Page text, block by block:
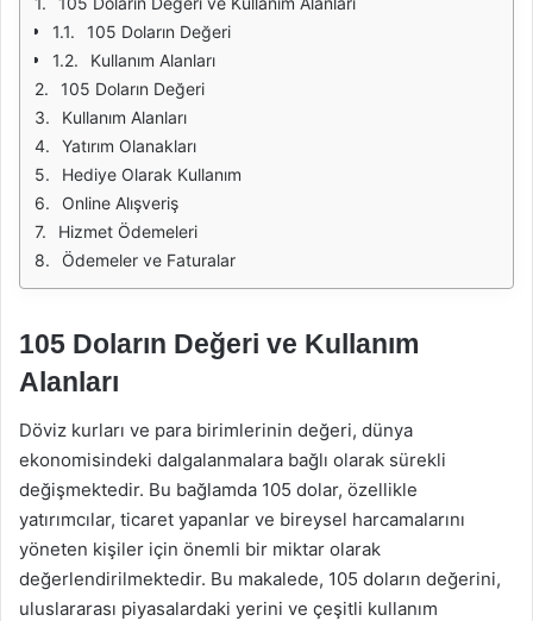
105 Doların Değeri
Kullanım Alanları
105 Doların Değeri
Kullanım Alanları
Yatırım Olanakları
Hediye Olarak Kullanım
Online Alışveriş
Hizmet Ödemeleri
Ödemeler ve Faturalar
105 Doların Değeri ve Kullanım
Alanları
Döviz kurları ve para birimlerinin değeri, dünya
ekonomisindeki dalgalanmalara bağlı olarak sürekli
değişmektedir. Bu bağlamda 105 dolar, özellikle
yatırımcılar, ticaret yapanlar ve bireysel harcamalarını
yöneten kişiler için önemli bir miktar olarak
değerlendirilmektedir. Bu makalede, 105 doların değerini,
uluslararası piyasalardaki yerini ve çeşitli kullanım